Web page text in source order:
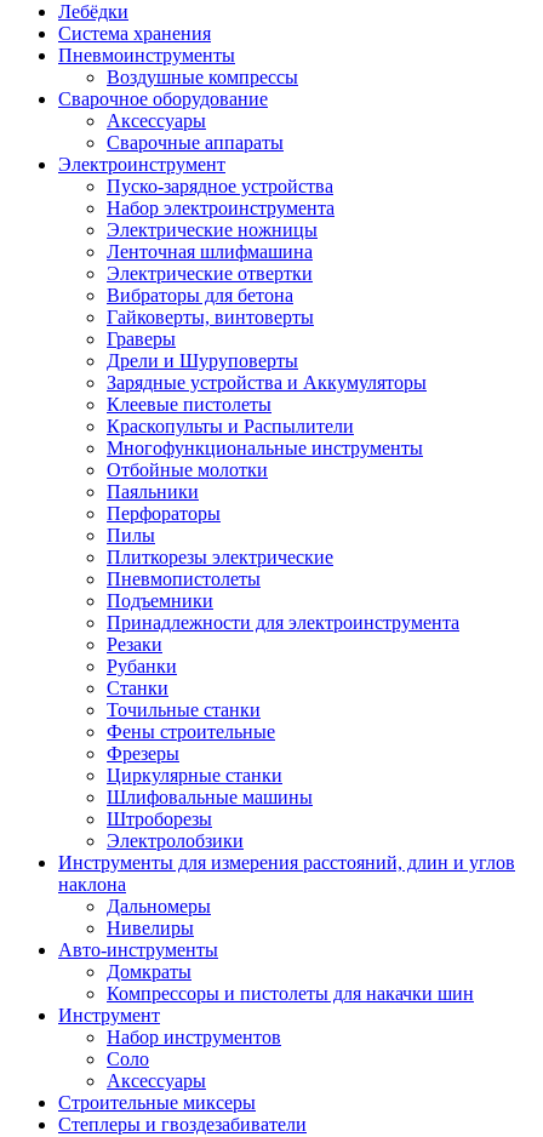
Лебёдки
Система хранения
Пневмоинструменты
Воздушные компрессы
Сварочное оборудование
Аксессуары
Сварочные аппараты
Электроинструмент
Пуско-зарядное устройства
Набор электроинструмента
Электрические ножницы
Ленточная шлифмашина
Электрические отвертки
Вибраторы для бетона
Гайковерты, винтоверты
Граверы
Дрели и Шуруповерты
Зарядные устройства и Аккумуляторы
Клеевые пистолеты
Краскопульты и Распылители
Многофункциональные инструменты
Отбойные молотки
Паяльники
Перфораторы
Пилы
Плиткорезы электрические
Пневмопистолеты
Подъемники
Принадлежности для электроинструмента
Резаки
Рубанки
Станки
Точильные станки
Фены строительные
Фрезеры
Циркулярные станки
Шлифовальные машины
Штроборезы
Электролобзики
Инструменты для измерения расстояний, длин и углов
наклона
Дальномеры
Нивелиры
Авто-инструменты
Домкраты
Компрессоры и пистолеты для накачки шин
Инструмент
Набор инструментов
Соло
Аксессуары
Строительные миксеры
Степлеры и гвоздезабиватели